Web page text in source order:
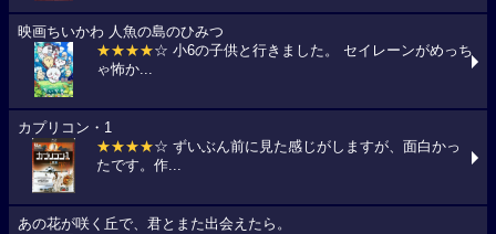
映画ちいかわ 人魚の島のひみつ
★★★★☆ 小6の子供と行きました。 セイレーンがめっち
ゃ怖か...
カプリコン・1
★★★★☆ ずいぶん前に見た感じがしますが、面白かっ
たです。作...
あの花が咲く丘で、君とまた出会えたら。